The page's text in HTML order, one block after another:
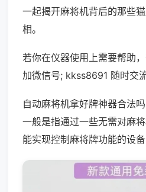
一起揭开麻将机背后的那些
相。
若你在仪器使用上需要帮助
加微信号; kkss8691 随时交流
自动麻将机拿好牌神器合法
一般是指通过一些无需对麻
能实现控制麻将牌功能的设备